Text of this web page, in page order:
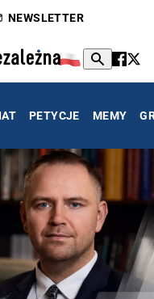
NEWSLETTER
PETYCJE MEMY